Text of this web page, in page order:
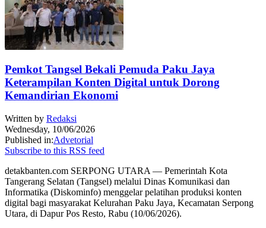
Pemkot Tangsel Bekali Pemuda Paku Jaya
Keterampilan Konten Digital untuk Dorong
Kemandirian Ekonomi
Written by Redaksi
Wednesday, 10/06/2026
Published in:Advetorial
Subscribe to this RSS feed
detakbanten.com SERPONG UTARA — Pemerintah Kota
Tangerang Selatan (Tangsel) melalui Dinas Komunikasi dan
Informatika (Diskominfo) menggelar pelatihan produksi konten
digital bagi masyarakat Kelurahan Paku Jaya, Kecamatan Serpong
Utara, di Dapur Pos Resto, Rabu (10/06/2026).